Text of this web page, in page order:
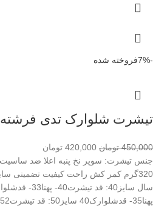
-7% فروخته شده
تیشرت شلوارک تدی فرشته
450,000 تومان 420,000 تومان
جنس تیشرت: سوپر نخ پنبه اعلا ضد